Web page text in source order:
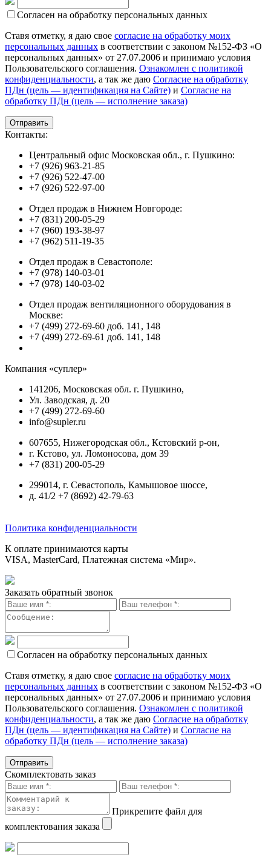
Согласен на обработку персональных данных
Ставя отметку, я даю свое согласие на обработку моих
персональных данных в соответствии с законом №152-ФЗ «О
персональных данных» от 27.07.2006 и принимаю условия
Пользовательского соглашения. Ознакомлен с политикой
конфиденциальности, а так же даю Согласие на обработку
ПДн (цель — идентификация на Сайте) и Согласие на
обработку ПДн (цель — исполнение заказа)
Контакты:
Центральный офис Московская обл., г. Пушкино:
+7 (926) 963-21-85
+7 (926) 522-47-00
+7 (926) 522-97-00
Отдел продаж в Нижнем Новгороде:
+7 (831) 200-05-29
+7 (960) 193-38-97
+7 (962) 511-19-35
Отдел продаж в Севастополе:
+7 (978) 140-03-01
+7 (978) 140-03-02
Отдел продаж вентиляционного оборудования в
Москве:
+7 (499) 272-69-60 доб. 141, 148
+7 (499) 272-69-61 доб. 141, 148
Компания «суплер»
141206, Московская обл. г. Пушкино,
Ул. Заводская, д. 20
+7 (499) 272-69-60
info@supler.ru
607655, Нижегородская обл., Кстовский р-он,
г. Кстово, ул. Ломоносова, дом 39
+7 (831) 200-05-29
299014, г. Севастополь, Камышовое шоссе,
д. 41/2 +7 (8692) 42-79-63
Политика конфиденциальности
К оплате принимаются карты
VISA, MasterCard, Платежная система «Мир».
Заказать обратный звонок
Согласен на обработку персональных данных
Ставя отметку, я даю свое согласие на обработку моих
персональных данных в соответствии с законом №152-ФЗ «О
персональных данных» от 27.07.2006 и принимаю условия
Пользовательского соглашения. Ознакомлен с политикой
конфиденциальности, а так же даю Согласие на обработку
ПДн (цель — идентификация на Сайте) и Согласие на
обработку ПДн (цель — исполнение заказа)
Скомплектовать заказ
Прикрепите файл для
комплектования заказа